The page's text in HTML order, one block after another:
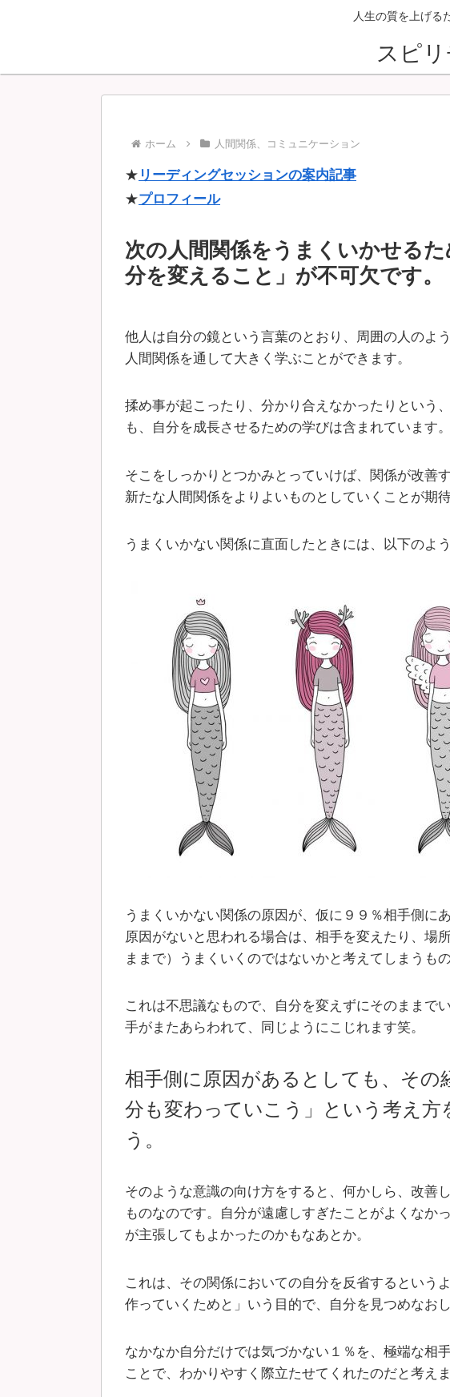
人生の質を上げる
スピ
ホーム 人間関係、コミュニケーション
★ リーディングセッションの案内記事
★プロフィール
次の人間関係をうまくいかせる
分を変えること」が不可欠です。
他人は自分の鏡という言葉のとおり、周囲の人のよ
人間関係を通して大きく学ぶことができます。
揉め事が起こったり、分かり合えなかったりという
も、自分を成長させるための学びは含まれています。
そこをしっかりとつかみとっていけば、関係が改善
新たな人間関係をよりよいものとしていくことが期
うまくいかない関係に直面したときには、以下のよ
うまくいかない関係の原因が、仮に９９％相手側に
原因がないと思われる場合は、相手を変えたり、場
ままで）うまくいくのではないかと考えてしまうもの
これは不思議なもので、自分を変えずにそのままで
手がまたあらわれて、同じようにこじれます笑。
相手側に原因があるとしても、その
分も変わっていこう」という考え方
う。
そのような意識の向け方をすると、何かしら、改善
ものなのです。自分が遠慮しすぎたことがよくなか
が主張してもよかったのかもなあとか。
これは、その関係においての自分を反省するという
作っていくためと」いう目的で、自分を見つめなお
なかなか自分だけでは気づかない１％を、極端な相
ことで、わかりやすく際立たせてくれたのだと考えま